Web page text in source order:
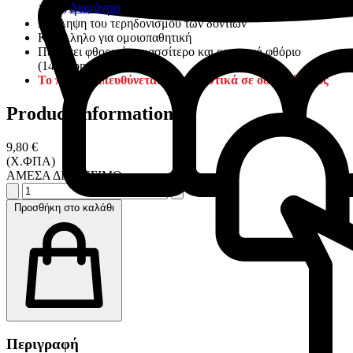
Διαμάντια
ζεστό ή στο κρύο
Πρόληψη του τερηδονισμού των δοντιών
Κατάλληλo για ομοιοπαθητική
Περιέχει φθοριούχο κασσίτερο και οργανικό φθόριο
(1450ppm F-)
Το προϊόν απευθύνεται αποκλειστικά σε οδοντιάτρους
Product information
9,80 €
(Χ.ΦΠΑ)
ΑΜΕΣΑ ΔΙΑΘΕΣΙΜΟ
Προσθήκη στο καλάθι
Περιγραφή